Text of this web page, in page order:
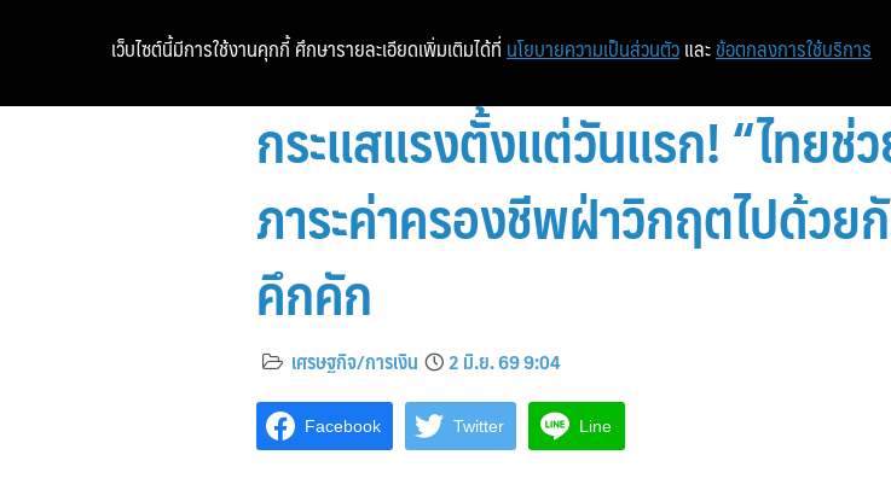
กระแสแรงตั้งแต่วันแรก! “ไทย
ภาระค่าครองชีพฝ่าวิกฤตไปด้วย
คึกคัก
เศรษฐกิจ/การเงิน 2 มิ.ย. 69 9:04
Facebook Twitter Line
เว็บไซต์นี้มีการใช้งานคุกกี้ ศึกษารายละเอียดเพิ่มเติมได้ที่ นโยบายความเป็นส่วนตัว และ ข้อตกลงการใช้บริการ